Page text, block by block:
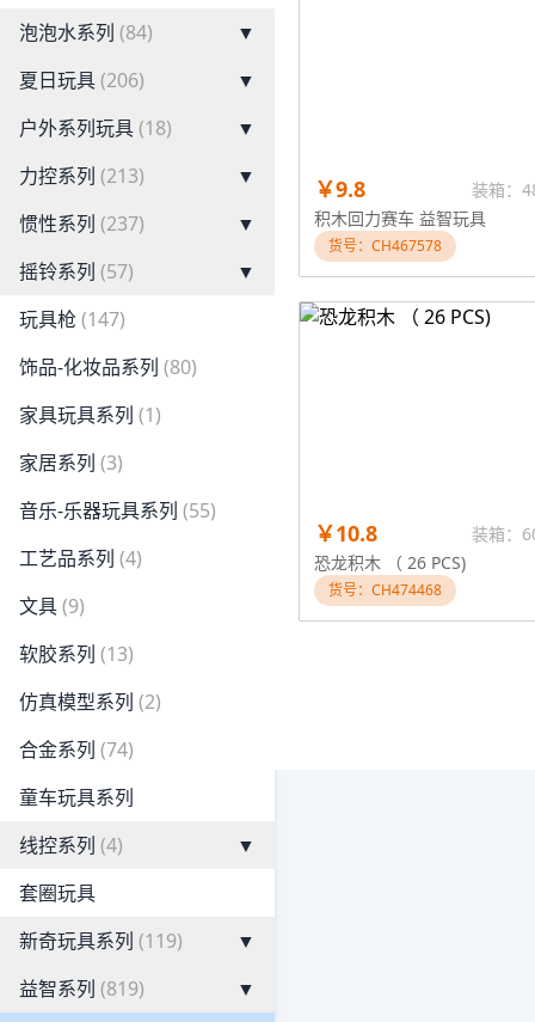
泡泡水系列 (84)
▼
夏日玩具(206)
▼
户外系列玩具(18)
▼
力控系列 (213)
▼
惯性系列 (237)
▼
摇铃系列 (57)
▼
玩具枪 (147)
饰品-化妆品系列 (80)
家具玩具系列 (1)
家居系列 (3)
音乐-乐器玩具系列 (55)
工艺品系列 (4)
文具(9)
软胶系列 (13)
仿真模型系列 (2)
合金系列 (74)
童车玩具系列
线控系列 (4)
▼
套圈玩具
新奇玩具系列 (119)
▼
益智系列 (819)
▼
￥9.8
装箱：
积木回力赛车 益智玩具
货号：CH467578
￥10.8
装箱：
恐龙积木 （ 26 PCS)
货号：CH474468